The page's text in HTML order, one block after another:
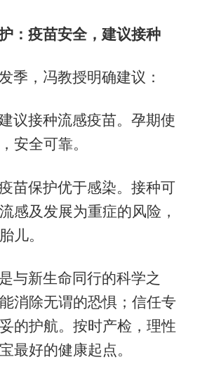
：疫苗安全，建议接种
季，冯教授明确建议：
议接种流感疫苗。孕期使
安全可靠。
苗保护优于感染。接种可
感及发展为重症的风险，
儿。
与新生命同行的科学之
消除无谓的恐惧；信任专
的护航。按时产检，理性
最好的健康起点。